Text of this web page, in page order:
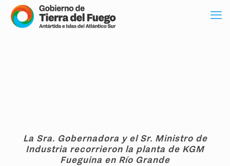
La Sra. Gobernadora y el Sr. Ministro de
Industria recorrieron la planta de KGM
Fueguina en Río Grande